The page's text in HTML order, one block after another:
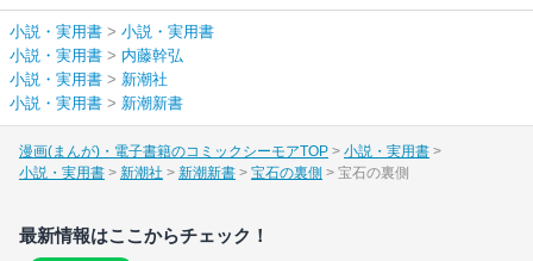
小説・実用書 > 小説・実用書
小説・実用書 > 内藤幹弘
小説・実用書 > 新潮社
小説・実用書 > 新潮新書
漫画(まんが)・電子書籍のコミックシーモアTOP
小説・実用書
小説・実用書
新潮社 新潮新書 宝石の裏側 宝石の裏側
最新情報はここからチェック！